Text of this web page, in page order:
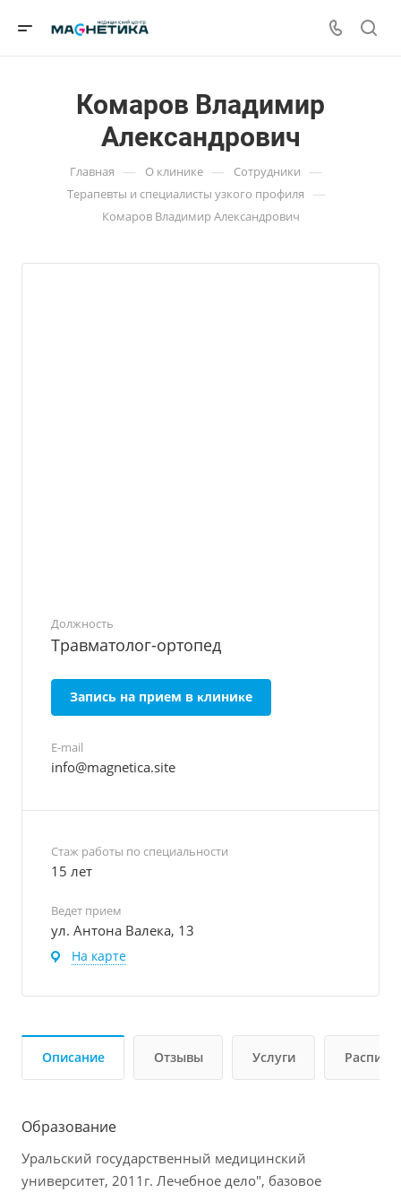
Комаров Владимир
Александрович
Главная — О клинике — Сотрудники —
Терапевты и специалисты узкого профиля —
Комаров Владимир Александрович
Должность
Травматолог-ортопед
Запись на прием в ĸлиниĸе
E-mail
info@magnetica.site
Стаж работы по специальности
15 лет
Ведет прием
ул. Антона Валека, 13
На карте
Описание Отзывы Услуги
Образование
Уральский государственный медицинский
университет, 2011г. Лечебное дело", базовое